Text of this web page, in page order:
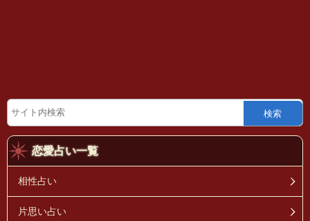
検索
恋愛占い一覧
相性占い
片思い占い